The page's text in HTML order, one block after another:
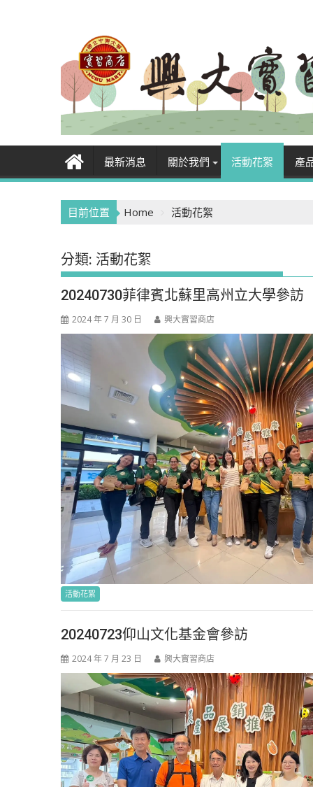
最新消息 關於我們 活動花絮 產
目前位置 Home 活動花絮
分類: 活動花絮
20240730菲律賓北蘇里高州立大學參訪
2024 年 7 月 30 日 興大實習商店
活動花絮
20240723仰山文化基金會參訪
2024 年 7 月 23 日 興大實習商店